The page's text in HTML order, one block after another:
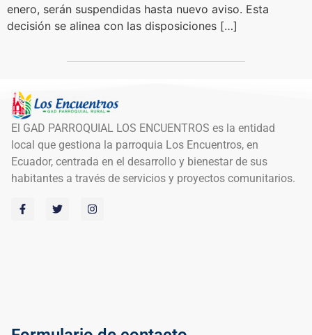
enero, serán suspendidas hasta nuevo aviso. Esta
decisión se alinea con las disposiciones […]
El GAD PARROQUIAL LOS ENCUENTROS es la entidad
local que gestiona la parroquia Los Encuentros, en
Ecuador, centrada en el desarrollo y bienestar de sus
habitantes a través de servicios y proyectos comunitarios.